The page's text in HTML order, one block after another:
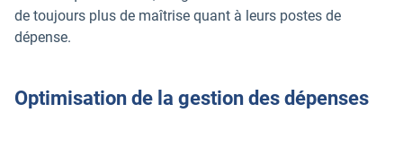
de toujours plus de maîtrise quant à leurs postes de
dépense.
Optimisation de la gestion des dépenses